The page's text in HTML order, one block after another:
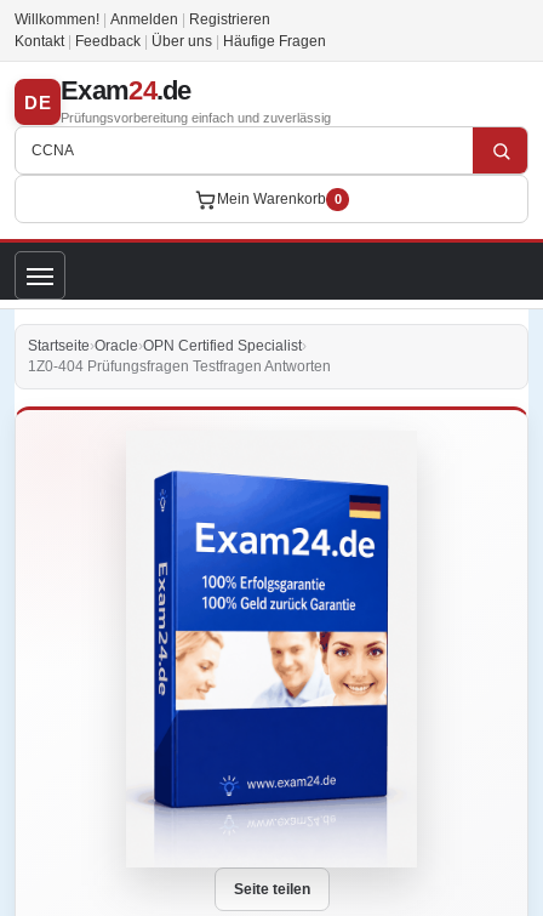
Willkommen! Anmelden
Registrieren
Kontakt
Feedback Über uns Häufige Fragen
DE Exam24.de
Prüfungsvorbereitung einfach und zuverlässig
Mein Warenkorb 0
Startseite›Oracle›OPN Certified Specialist›
1Z0-404 Prüfungsfragen Testfragen Antworten
Seite teilen